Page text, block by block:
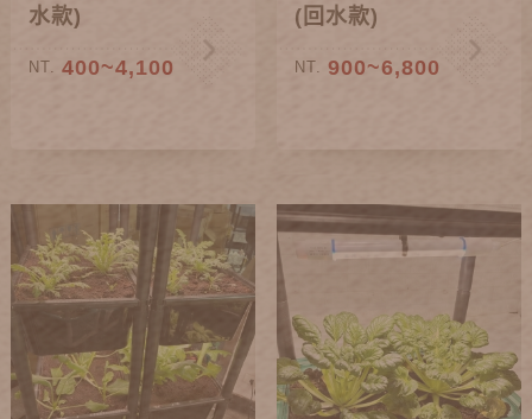
水款)
NT. 400~4,100
(回水款)
NT. 900~6,800